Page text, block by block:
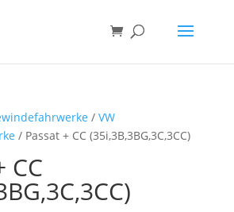
/ VW
/ Passat + CC (35i,3B,3BG,3C,3CC)
CC